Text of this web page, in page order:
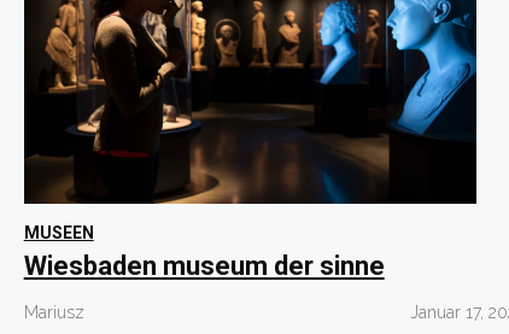
MUSEEN
Wiesbaden museum der sinne
Mariusz Januar 17,